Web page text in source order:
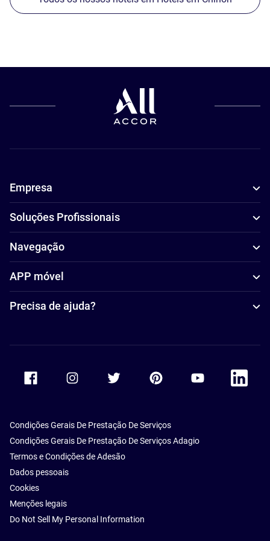
Empresa
Soluções Profissionais
Navegação
APP móvel
Precisa de ajuda?
Accor Facebook Accor TwitterAccor PinterestAccor Youtube
Accor
Condições Gerais De Prestação De Serviços
Condições Gerais De Prestação De Serviços Adagio
Termos e Condições de Adesão
Dados pessoais
Cookies
Menções legais
Do Not Sell My Personal Information